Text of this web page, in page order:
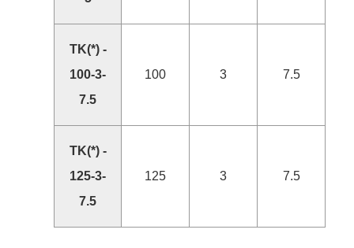
TK(*) -
100-3-
7.5
100 3 7.5
TK(*) -
125-3-
7.5
125 3 7.5